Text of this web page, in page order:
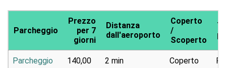
Parcheggio
Prezzo
per 7
giorni
Distanza
dall'aeroporto
Coperto
/
Scoperto
Parcheggio
140,00 2 min Coperto